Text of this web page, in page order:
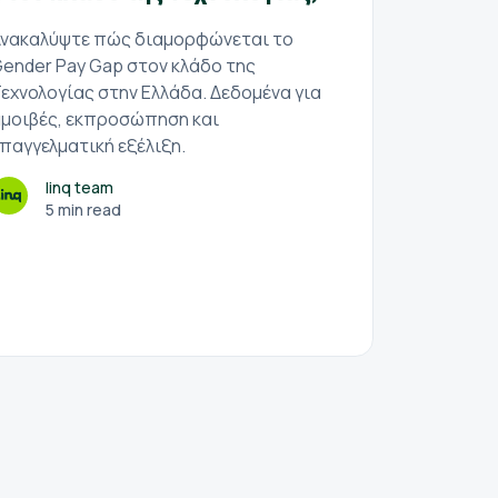
πώς διαμορφώνεται το
Pay Gap στον κλάδο της
στην Ελλάδα. Δεδομένα για
εκπροσώπηση και
εξέλιξη.
linq team
5 min read